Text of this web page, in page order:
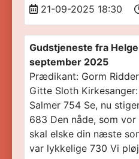
21-09-2025 18:30
Gudstjeneste fra
september 2025
Prædikant: Gorm
Gitte Sloth
Salmer 754 Se, nu
683 Den nåde, som
skal elske din næste
var lykkelige 730 Vi